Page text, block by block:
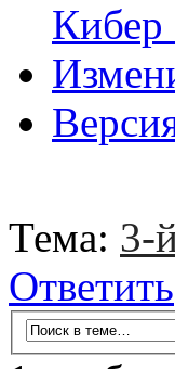
Тема: 3-
Ответить